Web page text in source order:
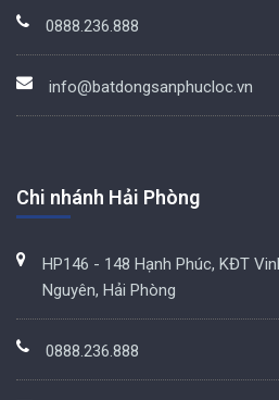
0888.236.888
info@batdongsanphucloc.vn
Chi nhánh Hải Phòng
HP146 - 148 Hạnh Phúc, KĐT
Nguyên, Hải Phòng
0888.236.888